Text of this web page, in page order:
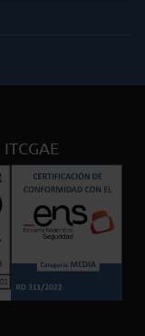
ITCGAE